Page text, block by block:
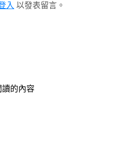
入 以發表留言。
讀的內容